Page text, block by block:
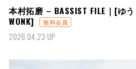
本村拓磨 – BASSIST FILE｜[ゆ
WONK]
無料会員
2026.04.23 UP